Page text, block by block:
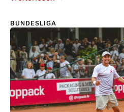
BUNDESLIGA